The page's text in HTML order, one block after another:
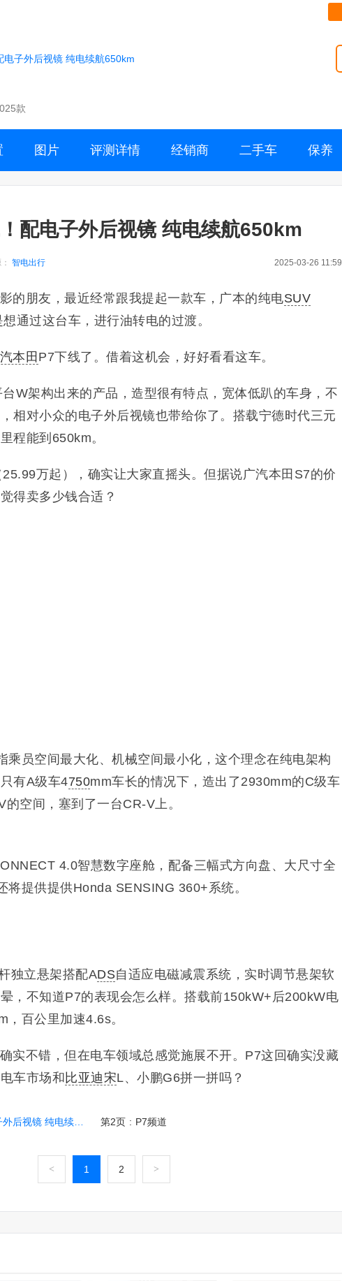
电子外后视镜 纯电续航650km
款
图片 评测详情 经销商 二手车 保养
配电子外后视镜 纯电续航650km
智电出行 2025-03-26 11:59
的朋友，最近经常跟我提起一款车，广本的纯电SUV
通过这台车，进行油转电的过渡。
本田 P7下线了。借着这机会，好好看看这车。
W架构出来的产品，造型很有特点，宽体低趴的车身，不
相对小众的电子外后视镜也带给你了。搭载宁德时代三元
程能到650km。
万起），确实让大家直摇头。但据说广汽本田S7的价
得卖多少钱合适？
乘员空间最大化、机械空间最小化，这个理念在纯电架构
有A级车4750mm车长的情况下，造出了2930mm的C级车
空间，塞到了一台CR-V上。
4.0智慧数字座舱，配备三幅式方向盘、大尺寸全
将提供提供Honda SENSING 360+系统。
独立悬架搭配ADS自适应电磁减震系统，实时调节悬架软
，不知道P7的表现会怎么样。搭载前150kW+后200kW电
，百公里加速4.6s。
实不错，但在电车领域总感觉施展不开。P7这回确实没藏
车市场和 比亚迪宋L、小鹏G6拼一拼吗？
镜 纯电续航650km 第2页 : P7频道
< 1 2 >